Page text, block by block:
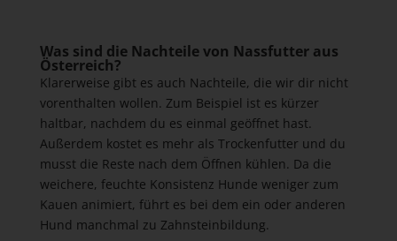
Was sind die Nachteile von Nassfutter aus
Österreich?
Klarerweise gibt es auch Nachteile, die wir dir nicht
vorenthalten wollen. Zum Beispiel ist es kürzer
haltbar, nachdem du es einmal geöffnet hast.
Außerdem kostet es mehr als Trockenfutter und du
musst die Reste nach dem Öffnen kühlen. Da die
weichere, feuchte Konsistenz Hunde weniger zum
Kauen animiert, führt es bei dem ein oder anderen
Hund manchmal zu Zahnsteinbildung.